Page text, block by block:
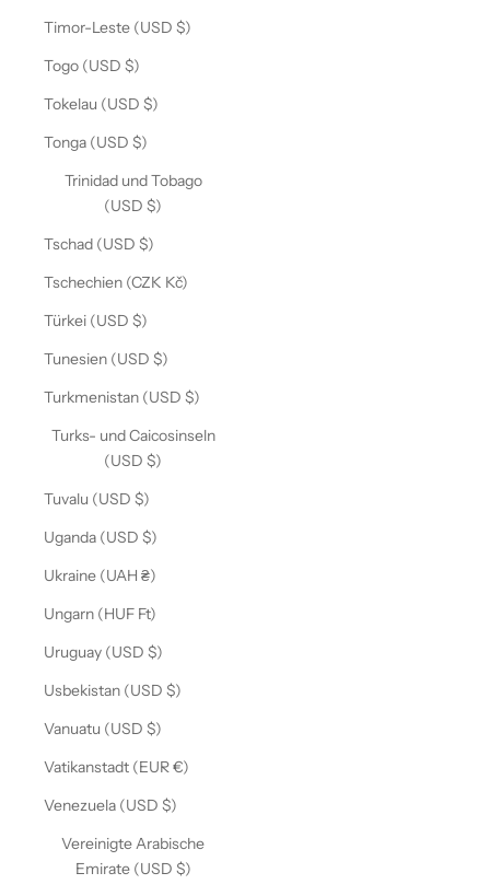
Timor-Leste (USD $)
Togo (USD $)
Tokelau (USD $)
Tonga (USD $)
Trinidad und Tobago
(USD $)
Tschad (USD $)
Tschechien (CZK Kč)
Türkei (USD $)
Tunesien (USD $)
Turkmenistan (USD $)
Turks- und Caicosinseln
(USD $)
Tuvalu (USD $)
Uganda (USD $)
Ukraine (UAH ₴)
Ungarn (HUF Ft)
Uruguay (USD $)
Usbekistan (USD $)
Vanuatu (USD $)
Vatikanstadt (EUR €)
Venezuela (USD $)
Vereinigte Arabische
Emirate (USD $)